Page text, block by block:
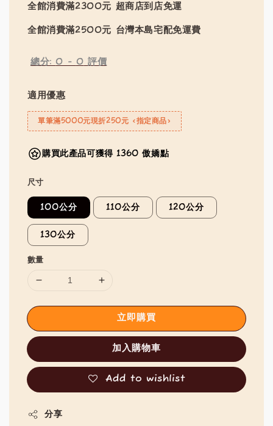
全館消費滿2300元 超商店到店免運
全館消費滿2500元 台灣本島宅配免運費
總分: 0 - 0 評價
適用優惠
單筆滿5000元現折250元 <指定商品>
購買此產品可獲得 1360 傲嬌點
尺寸
100公分 110公分 120公分
130公分
數量
立即購買
加入購物車
Add to wishlist
分享